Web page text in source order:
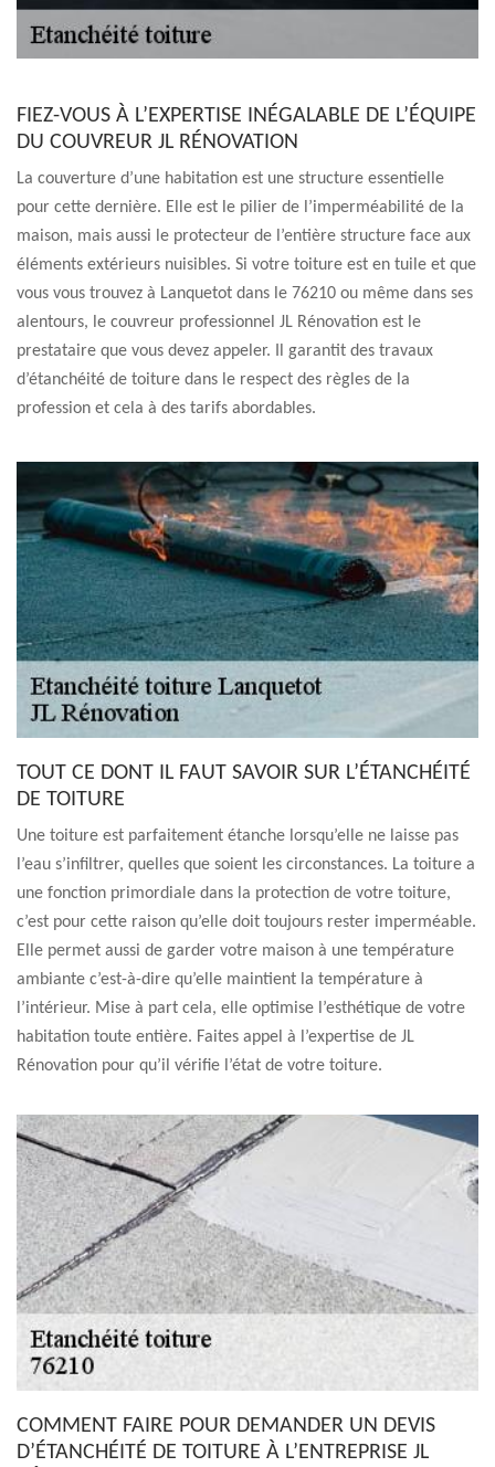
FIEZ-VOUS À L’EXPERTISE INÉGALABLE DE L’ÉQUIPE
DU COUVREUR JL RÉNOVATION
La couverture d’une habitation est une structure essentielle
pour cette dernière. Elle est le pilier de l’imperméabilité de la
maison, mais aussi le protecteur de l’entière structure face aux
éléments extérieurs nuisibles. Si votre toiture est en tuile et que
vous vous trouvez à Lanquetot dans le 76210 ou même dans ses
alentours, le couvreur professionnel JL Rénovation est le
prestataire que vous devez appeler. Il garantit des travaux
d’étanchéité de toiture dans le respect des règles de la
profession et cela à des tarifs abordables.
TOUT CE DONT IL FAUT SAVOIR SUR L’ÉTANCHÉITÉ
DE TOITURE
Une toiture est parfaitement étanche lorsqu’elle ne laisse pas
l’eau s’infiltrer, quelles que soient les circonstances. La toiture a
une fonction primordiale dans la protection de votre toiture,
c’est pour cette raison qu’elle doit toujours rester imperméable.
Elle permet aussi de garder votre maison à une température
ambiante c’est-à-dire qu’elle maintient la température à
l’intérieur. Mise à part cela, elle optimise l’esthétique de votre
habitation toute entière. Faites appel à l’expertise de JL
Rénovation pour qu’il vérifie l’état de votre toiture.
COMMENT FAIRE POUR DEMANDER UN DEVIS
D’ÉTANCHÉITÉ DE TOITURE À L’ENTREPRISE JL